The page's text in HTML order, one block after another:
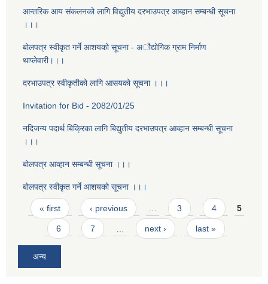
आन्तरिक आय संकलनको लागि विद्युतीय दरभाउपत्र आब्हान सम्बन्धी सूचना
।।।
बोलपत्र स्वीकृत गर्ने आशयको सूचना - अौद्योगिक ग्राम निर्माण
थाप्लेवारी।।।
दरभाउपत्र स्वीकृतीको लागि आसयको सूचना ।।।
Invitation for Bid - 2082/01/25
नदिजन्य पदार्थ बिक्रिका लागि बिद्युतीय दरभाउपत्र आव्हान सम्बन्धी सूचना
।।।
बोलपत्र आव्हान सम्बन्धी सूचना ।।।
बोलपत्र स्वीकृत गर्ने आशयको सूचना ।।।
Pages
« first ‹ previous … 3 4 5
6 7 … next › last »
अन्य